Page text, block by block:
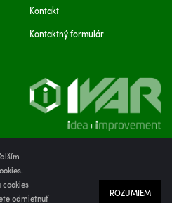
Kontakt
Kontaktný formulár
Slovensko, s.r.o.
systémod AlejTech, spol. s r.o.
odmietnuť
ROZUMIEM